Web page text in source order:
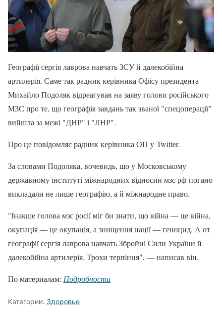
Географії сергія лаврова навчать ЗСУ й далекобійна
артилерія. Саме так радник керівника Офісу президента
Михайло Подоляк відреагував на заяву голови російського
МЗС про те, що географія завдань так званої "спецоперації"
вийшла за межі "ДНР" і "ЛНР".
Про це повідомляє радник керівника ОП у Twitter.
За словами Подоляка, вочевидь, що у Московському
державному інституті міжнародних відносин мзс рф погано
викладали не лише географію, а й міжнародне право.
"Інакше голова мзс росії міг би знати, що війна — це війна,
окупація — це окупація, а знищення нації — геноцид. А от
географії сергія лаврова навчать Збройні Сили України й
далекобійна артилерія. Трохи терпіння", — написав він.
По материалам: Подробности
Категории: Здоровье